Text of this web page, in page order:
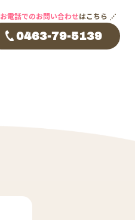
お電話でのお問い合わせはこちら
0463-79-5139